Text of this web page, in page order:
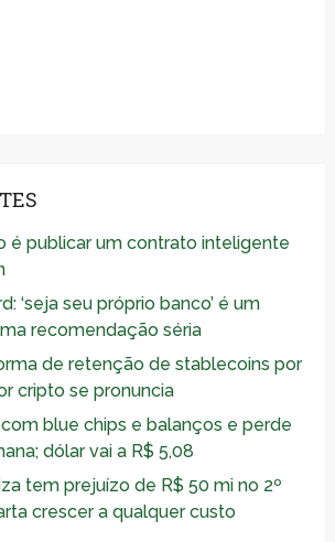
é publicar um contrato inteligente
‘seja seu próprio banco’ é um
recomendação séria
de retenção de stablecoins por
cripto se pronuncia
blue chips e balanços e perde
dólar vai a R$ 5,08
tem prejuízo de R$ 50 mi no 2º
crescer a qualquer custo